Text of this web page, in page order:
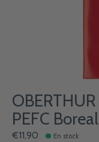
PEFC
€11,90 En stock